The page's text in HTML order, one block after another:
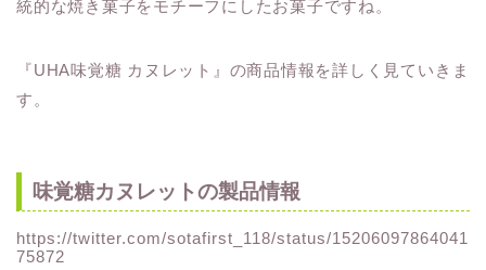
統的な焼き菓子をモチーフにしたお菓子ですね。
『UHA味覚糖 カヌレット』の商品情報を詳しく見ていきま
す。
味覚糖カヌレットの製品情報
https://twitter.com/sotafirst_118/status/15206097864041
75872